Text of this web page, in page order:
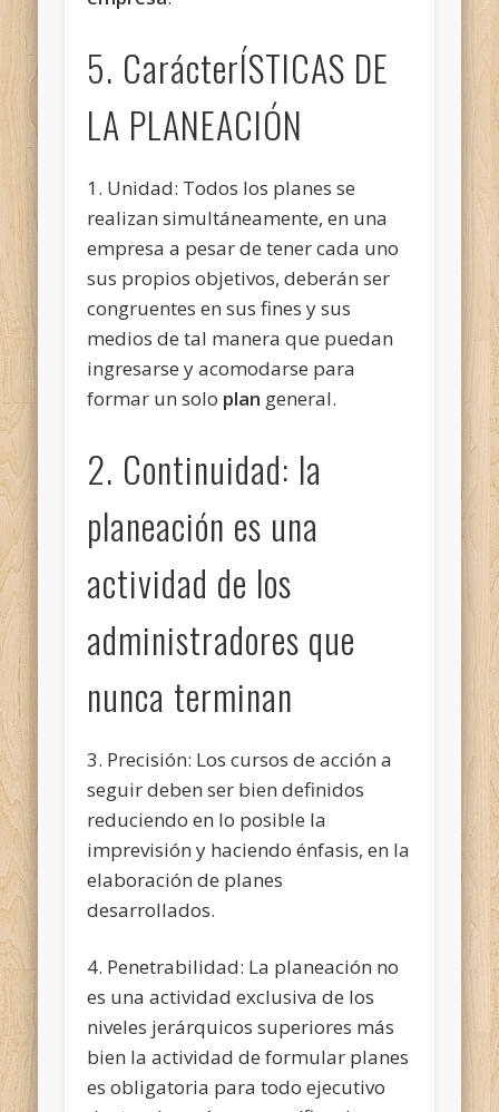
5. CarácterÍSTICAS DE
LA PLANEACIÓN
1. Unidad: Todos los planes se
realizan simultáneamente, en una
empresa a pesar de tener cada uno
sus propios objetivos, deberán ser
congruentes en sus fines y sus
medios de tal manera que puedan
ingresarse y acomodarse para
formar un solo plan general.
2. Continuidad: la
planeación es una
actividad de los
administradores que
nunca terminan
3. Precisión: Los cursos de acción a
seguir deben ser bien definidos
reduciendo en lo posible la
imprevisión y haciendo énfasis, en la
elaboración de planes
desarrollados.
4. Penetrabilidad: La planeación no
es una actividad exclusiva de los
niveles jerárquicos superiores más
bien la actividad de formular planes
es obligatoria para todo ejecutivo